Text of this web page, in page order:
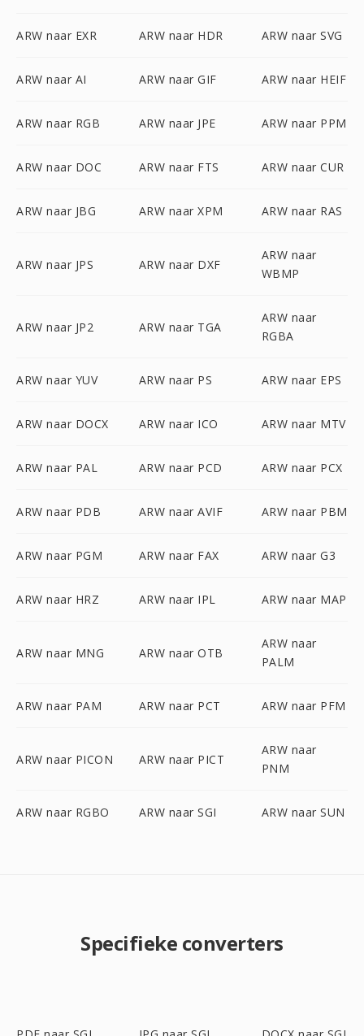
ARW naar EXR ARW naar HDR ARW naar SVG
ARW naar AI ARW naar GIF ARW naar HEIF
ARW naar RGB ARW naar JPE ARW naar PPM
ARW naar DOC ARW naar FTS ARW naar CUR
ARW naar JBG ARW naar XPM ARW naar RAS
ARW naar JPS ARW naar DXF
ARW naar
WBMP
ARW naar JP2 ARW naar TGA
ARW naar
RGBA
ARW naar YUV ARW naar PS ARW naar EPS
ARW naar DOCX ARW naar ICO ARW naar MTV
ARW naar PAL ARW naar PCD ARW naar PCX
ARW naar PDB ARW naar AVIF ARW naar PBM
ARW naar PGM ARW naar FAX ARW naar G3
ARW naar HRZ ARW naar IPL ARW naar MAP
ARW naar MNG ARW naar OTB
ARW naar
PALM
ARW naar PAM ARW naar PCT ARW naar PFM
ARW naar PICON ARW naar PICT
ARW naar
PNM
ARW naar RGBO ARW naar SGI ARW naar SUN
Specifieke converters